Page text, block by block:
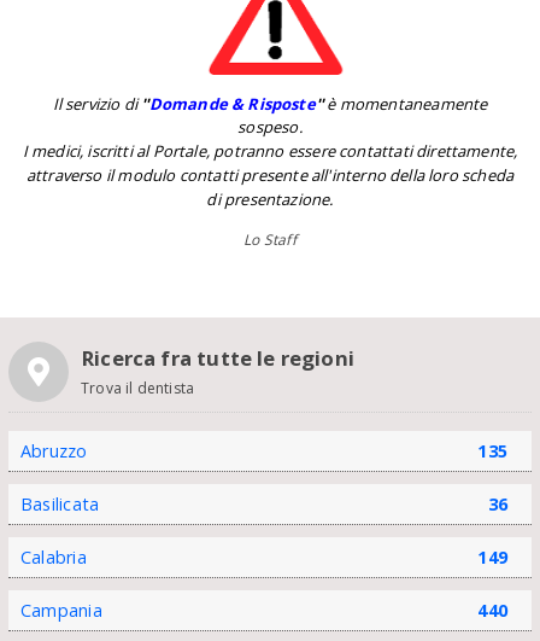
Il servizio di''Domande & Risposte''è momentaneamente
sospeso.
I medici, iscritti al Portale, potranno essere contattati direttamente,
attraverso il modulo contatti presente all'interno della loro scheda
di presentazione.
Lo Staff
Ricerca fra tutte le regioni
Trova il dentista
Abruzzo 135
Basilicata 36
Calabria 149
Campania 440